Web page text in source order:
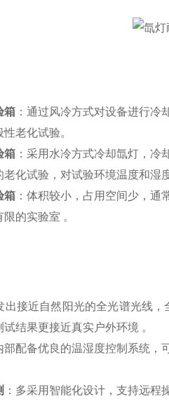
箱 ：通过风冷方式对设备进行
老化试验。
箱 ：采用水冷方式冷却氙灯，
化试验，对试验环境温度和湿
箱 ：体积较小，占用空间少，
的实验室 。
出接近自然阳光的全光谱光线
结果更接近真实户外环境 。
部配备优良的温湿度控制系统，
：多采用智能化设计，支持远